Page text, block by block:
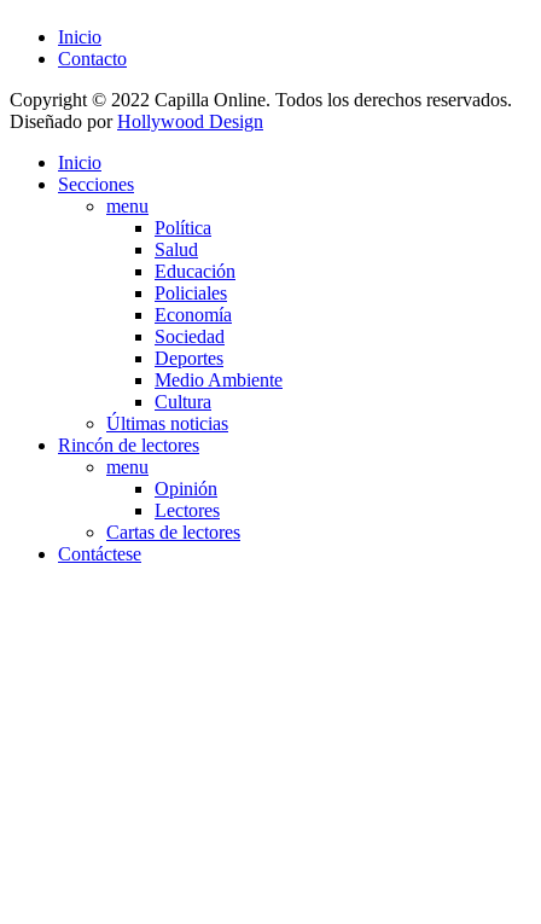
Inicio
Contacto
Copyright © 2022 Capilla Online. Todos los derechos reservados.
Diseñado porHollywood Design
Inicio
Secciones
menu
Política
Salud
Educación
Policiales
Economía
Sociedad
Deportes
Medio Ambiente
Cultura
Últimas noticias
Rincón de lectores
menu
Opinión
Lectores
Cartas de lectores
Contáctese